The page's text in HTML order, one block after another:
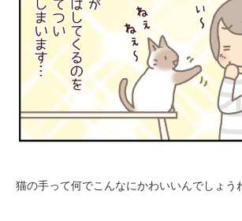
猫の手って何でこんなにかわいいんでしょう